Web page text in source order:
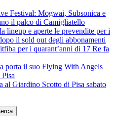
Festival: Mogwai, Subsonica e
il palco di Camigliatello
lineup e aperte le prevendite per i
il sold out degli abbonamenti
per i quarant’anni di 17 Re fa
porta il suo Flying With Angels
al Giardino Scotto di Pisa sabato